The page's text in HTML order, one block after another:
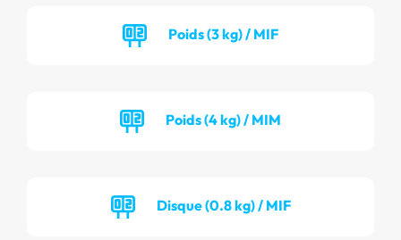
Poids (3 kg) / MIF
Poids (4 kg) / MIM
Disque (0.8 kg) / MIF